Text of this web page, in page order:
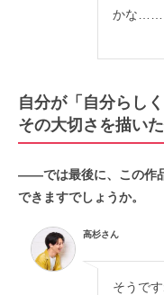
かな……
自分が「自分らし
その大切さを描い
——では最後に、この作
できますでしょうか。
高杉さん
そうで